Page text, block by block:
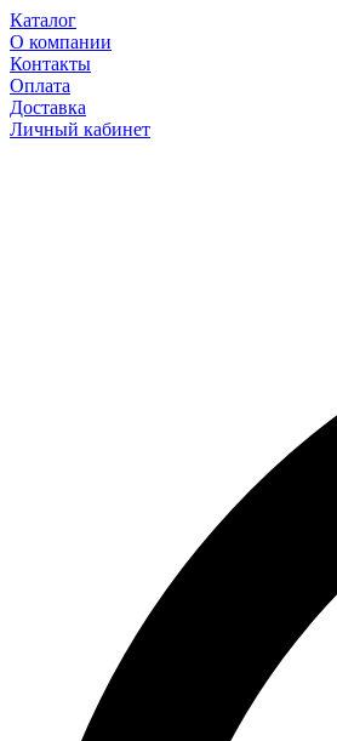
Каталог
О компании
Контакты
Оплата
Доставка
Личный кабинет